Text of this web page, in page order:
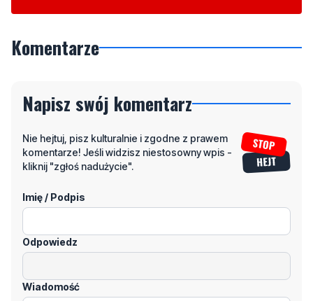
Komentarze
Napisz swój komentarz
Nie hejtuj, pisz kulturalnie i zgodne z prawem
komentarze! Jeśli widzisz niestosowny wpis -
kliknij "zgłoś nadużycie".
Imię / Podpis
Odpowiedz
Wiadomość